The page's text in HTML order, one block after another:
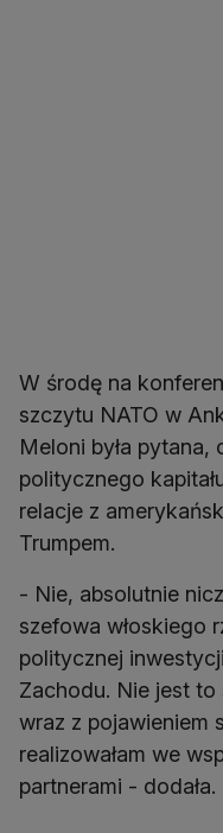
W środę na
szczytu NATO w
Meloni była
politycznego
relacje z
Trumpem.
- Nie, absolutnie
szefowa włoskiego
politycznej
Zachodu. Nie jest to
wraz z pojawieniem
realizowałam we
partnerami - dodała.